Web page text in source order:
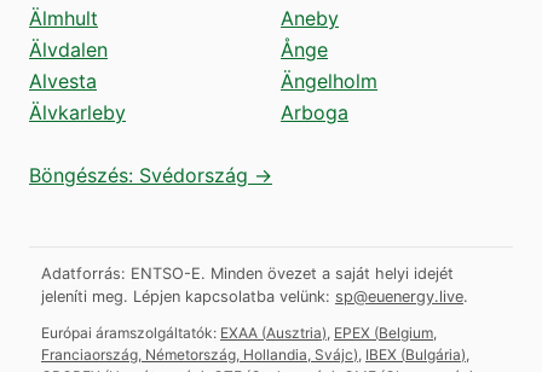
Älmhult
Älvdalen
Alvesta
Älvkarleby
Aneby
Ånge
Ängelholm
Arboga
Böngészés: Svédország →
Adatforrás: ENTSO-E. Minden övezet a saját helyi idejét
jeleníti meg. Lépjen kapcsolatba velünk: sp@euenergy.live.
Európai áramszolgáltatók: EXAA (Ausztria) EPEX (Belgium,
Franciaország, Németország, Hollandia, Svájc) IBEX (Bulgária)